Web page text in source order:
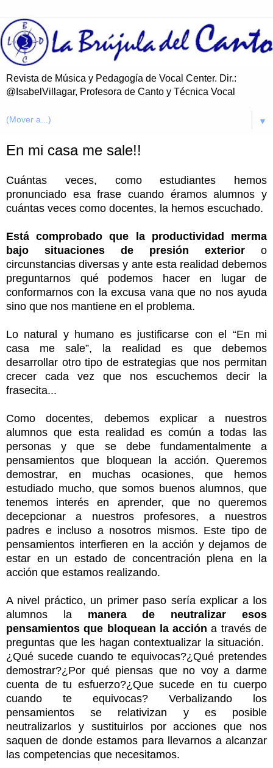
Revista de Música y Pedagogía de Vocal Center. Dir.:
@IsabelVillagar, Profesora de Canto y Técnica Vocal
▼
En mi casa me sale!!
Cuántas veces, como estudiantes hemos
pronunciado esa frase cuando éramos alumnos y
cuántas veces como docentes, la hemos escuchado.
Está comprobado que la productividad merma
bajo situaciones de presión exterior o
circunstancias diversas y ante esta realidad debemos
preguntarnos qué podemos hacer en lugar de
conformarnos con la excusa vana que no nos ayuda
sino que nos mantiene en el problema.
Lo natural y humano es justificarse con el “En mi
casa me sale”, la realidad es que debemos
desarrollar otro tipo de estrategias que nos permitan
crecer cada vez que nos escuchemos decir la
frasecita...
Como docentes, debemos explicar a nuestros
alumnos que esta realidad es común a todas las
personas y que se debe fundamentalmente a
pensamientos que bloquean la acción. Queremos
demostrar, en muchas ocasiones, que hemos
estudiado mucho, que somos buenos alumnos, que
tenemos interés en aprender, que no queremos
decepcionar a nuestros profesores, a nuestros
padres e incluso a nosotros mismos. Este tipo de
pensamientos interfieren en la acción y dejamos de
estar en un estado de concentración plena en la
acción que estamos realizando.
A nivel práctico, un primer paso sería explicar a los
alumnos la manera de neutralizar esos
pensamientos que bloquean la acción a través de
preguntas que les hagan contextualizar la situación.
¿Qué sucede cuando te equivocas?¿Qué pretendes
demostrar?¿Por qué piensas que no voy a darme
cuenta de tu esfuerzo?¿Que sucede en tu cuerpo
cuando te equivocas? Verbalizando los
pensamientos se relativizan y es posible
neutralizarlos y sustituirlos por acciones que nos
saquen de donde estamos para llevarnos a alcanzar
las competencias que necesitamos.